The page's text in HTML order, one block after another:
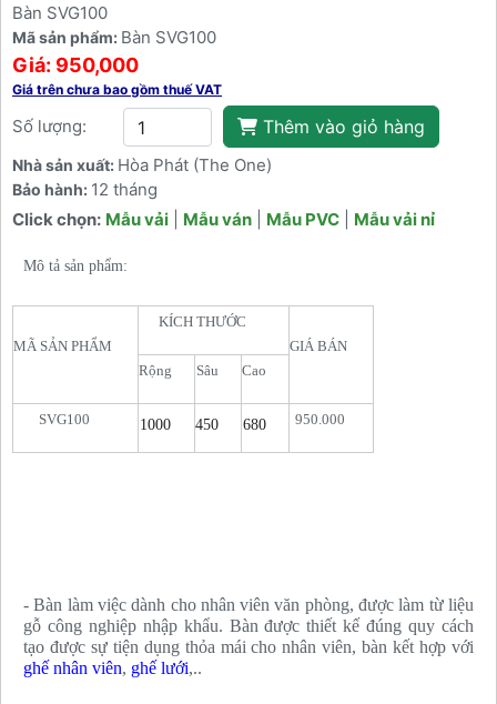
Bàn SVG100
Mã sản phẩm: Bàn SVG100
Giá: 950,000
Giá trên chưa bao gồm thuế VAT
Số lượng: Thêm vào giỏ hàng
Nhà sản xuất: Hòa Phát (The One)
Bảo hành: 12 tháng
Click chọn: Mẫu vải Mẫu ván Mẫu PVC Mẫu vải nỉ
Mô tả sản phẩm:
MÃ SẢN PHẨM
KÍCH THƯỚC
GIÁ BÁN
Rộng
Sâu Cao
SVG100 1000 450 680 950.000
- Bàn làm việc dành cho nhân viên văn phòng, được làm từ liệu
gỗ công nghiệp nhập khẩu. Bàn được thiết kế đúng quy cách
tạo được sự tiện dụng thỏa mái cho nhân viên, bàn kết hợp với
ghế nhân viên, ghế lưới,..